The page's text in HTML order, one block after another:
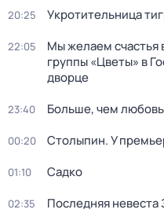
20:25 Укротительница
22:05
Мы желаем
группы «Цветы» в
дворце
23:40 Больше, чем любовь
00:20 Столыпин. У
01:10 Садко
02:35 Последняя